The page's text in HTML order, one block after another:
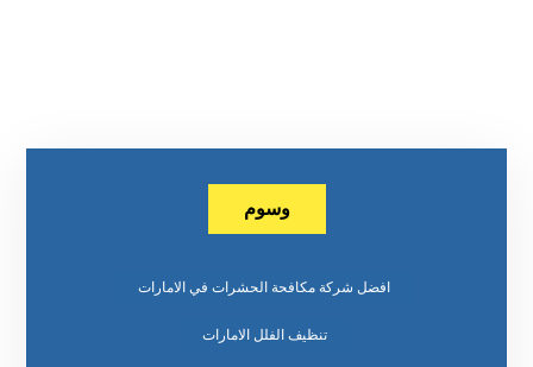
وسوم
افضل شركة مكافحة الحشرات في الامارات
تنظيف الفلل الامارات